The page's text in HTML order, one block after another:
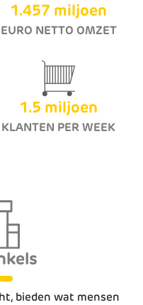
1.457 miljoen
EURO NETTO OMZET
1.5 miljoen
KLANTEN PER WEEK
bieden wat mensen